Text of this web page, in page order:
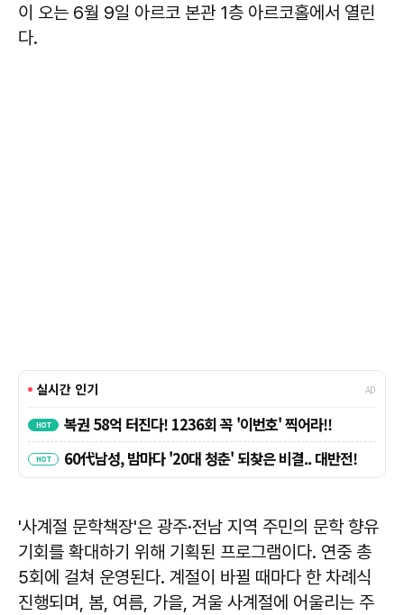
이 오는 6월 9일 아르코 본관 1층 아르코홀에서 열린
다.
'사계절 문학책장'은 광주·전남 지역 주민의 문학 향유
기회를 확대하기 위해 기획된 프로그램이다. 연중 총
5회에 걸쳐 운영된다. 계절이 바뀔 때마다 한 차례식
진행되며, 봄, 여름, 가을, 겨울 사계절에 어울리는 주